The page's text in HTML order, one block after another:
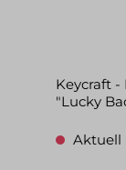
Keycraft -
"Lucky
Aktuell